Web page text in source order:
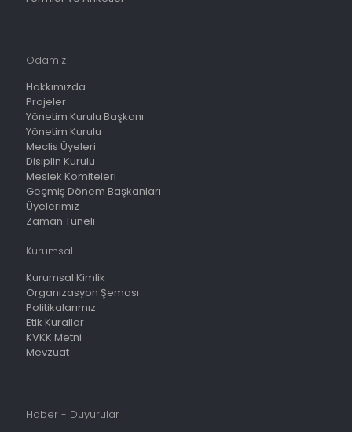
Odamız
Hakkımızda
Projeler
Yönetim Kurulu Başkanı
Yönetim Kurulu
Meclis Üyeleri
Disiplin Kurulu
Meslek Komiteleri
Geçmiş Dönem Başkanları
Üyelerimiz
Zaman Tüneli
Kurumsal
Kurumsal Kimlik
Organizasyon Şeması
Politikalarımız
Etik Kurallar
KVKK Metni
Mevzuat
Haber - Duyurular